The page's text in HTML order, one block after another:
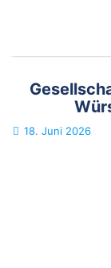
18. Juni 2026